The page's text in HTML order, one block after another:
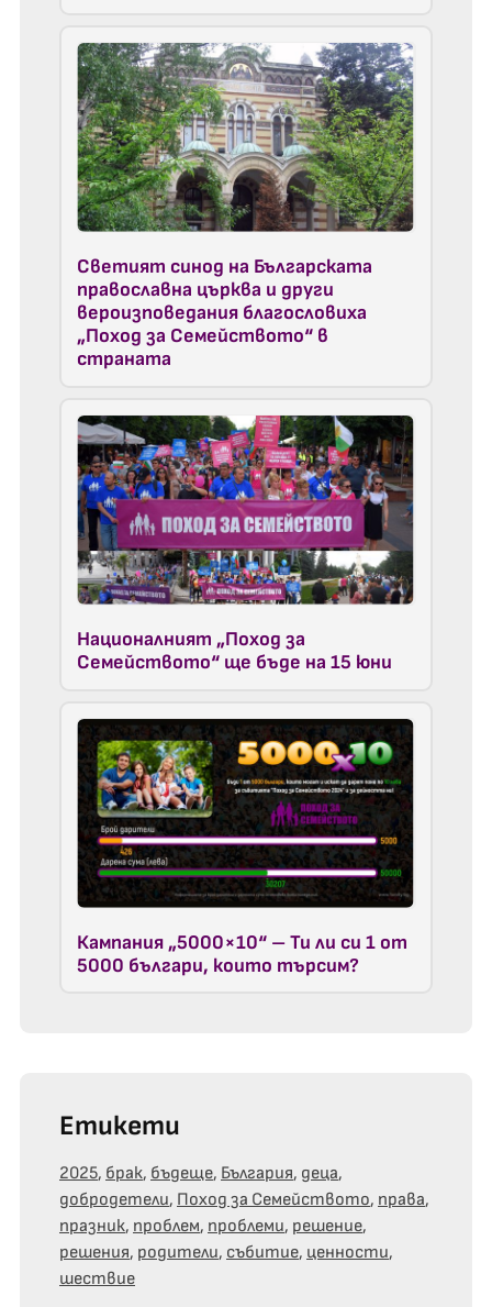
Светият синод на Българската
православна църква и други
вероизповедания благословиха
„Поход за Семейството“ в
страната
Националният „Поход за
Семейството“ ще бъде на 15 юни
Кампания „5000×10“ – Ти ли си 1 от
5000 българи, които търсим?
Етикети
2025, брак, бъдеще, България, деца,
добродетели, Поход за Семейството, права,
празник, проблем, проблеми, решение,
решения, родители, събитие, ценности,
шествие